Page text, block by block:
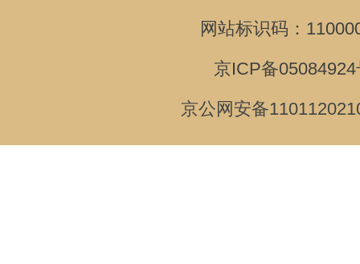
网站标识码：
京ICP备
京公网安备